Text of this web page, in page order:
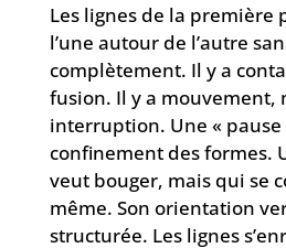
Les lignes de la première
l’une autour de l’autre
complètement. Il y a
fusion. Il y a mouvement,
interruption. Une « pause
confinement des formes.
veut bouger, mais qui se
même. Son orientation
structurée. Les lignes